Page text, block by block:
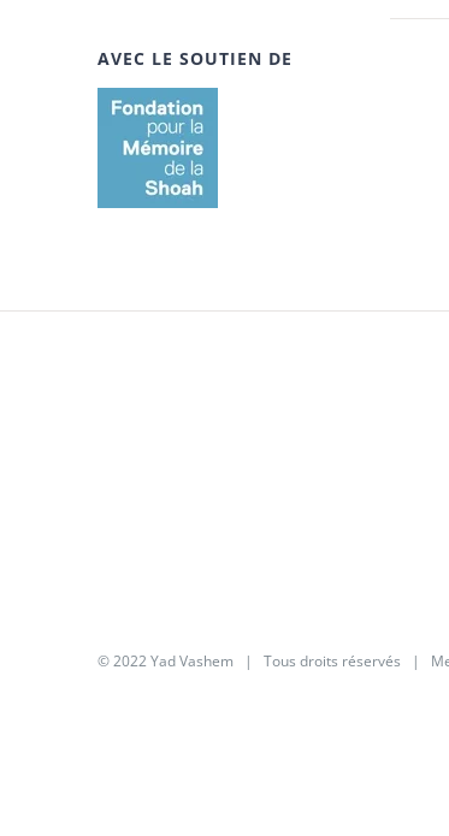
AVEC LE SOUTIEN DE
© 2022 Yad Vashem | Tous droits réservés |